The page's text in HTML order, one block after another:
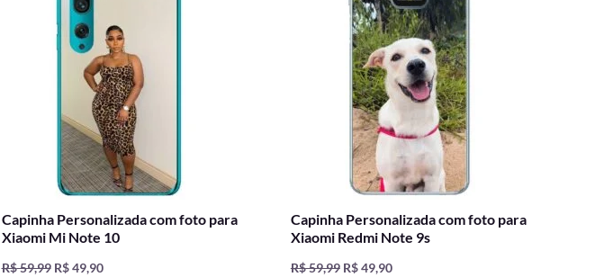
Capinha Personalizada com foto para
Xiaomi Mi Note 10
R$59,99 R$49,90
Capinha Personalizada com foto para
Xiaomi Redmi Note 9s
R$59,99 R$49,90